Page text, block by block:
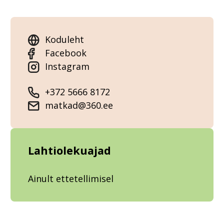
Koduleht
Facebook
Instagram
+372 5666 8172
matkad@360.ee
Lahtiolekuajad
Ainult ettetellimisel